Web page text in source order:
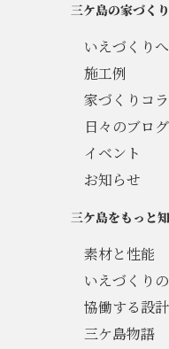
三ケ島の家づくり
いえづくり
施工例
家づくりコ
日々のブログ
イベント
お知らせ
三ケ島をもっと
素材と性能
いえづくり
協働する設
三ケ島物語